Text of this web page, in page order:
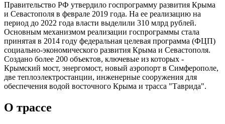
Правительство РФ утвердило госпрограмму развития Крыма
и Севастополя в феврале 2019 года. На ее реализацию на
период до 2022 года власти выделили 310 млрд рублей.
Основным механизмом реализации госпрограммы стала
принятая в 2014 году федеральная целевая программа (ФЦП)
социально-экономического развития Крыма и Севастополя.
Создано более 200 объектов, ключевые из которых -
Крымский мост, энергомост, новый аэропорт в Симферополе,
две теплоэлектростанции, инженерные сооружения для
обеспечения водой восточного Крыма и трасса "Таврида".
О трассе